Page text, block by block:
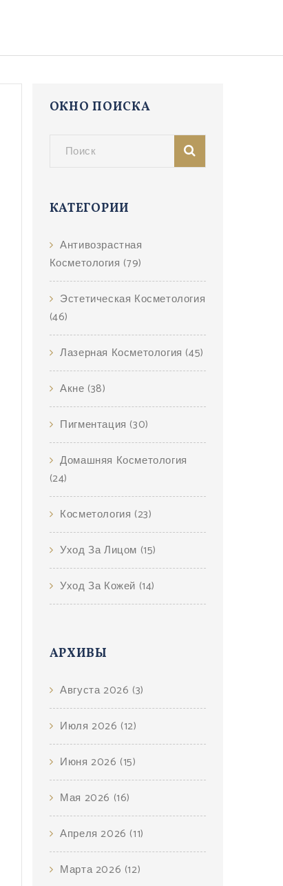
ОКНО ПОИСКА
КАТЕГОРИИ
Антивозрастная
Косметология (79)
Эстетическая Косметология
(46)
Лазерная Косметология (45)
Акне (38)
Пигментация (30)
Домашняя Косметология
(24)
Косметология (23)
Уход За Лицом (15)
Уход За Кожей (14)
АРХИВЫ
Августа 2026 (3)
Июля 2026 (12)
Июня 2026 (15)
Мая 2026 (16)
Апреля 2026 (11)
Марта 2026 (12)